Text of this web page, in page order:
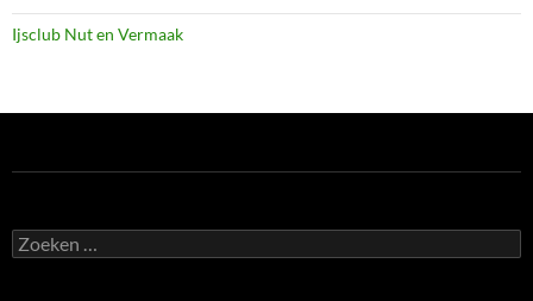
Ijsclub Nut en Vermaak
Zoeken
naar: